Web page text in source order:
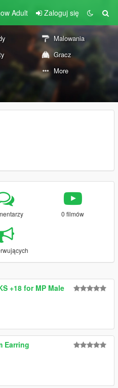
Adult Zaloguj się
Malowania
Gracz
More
0 filmów
+18 for MP Male
Earring